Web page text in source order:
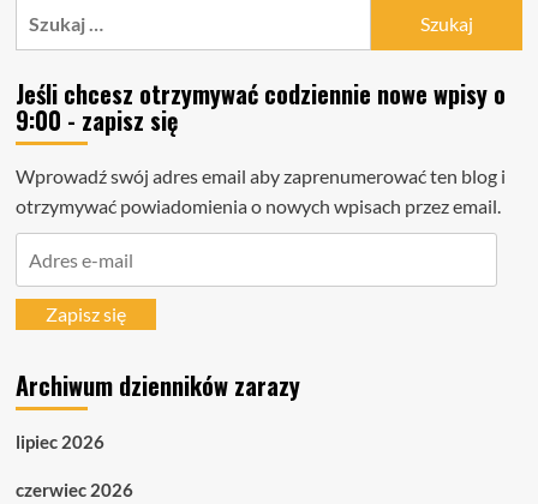
Jeśli chcesz otrzymywać codziennie nowe wpisy o
9:00 - zapisz się
Wprowadź swój adres email aby zaprenumerować ten blog i
otrzymywać powiadomienia o nowych wpisach przez email.
mailZapisz się
Archiwum dzienników zarazy
lipiec 2026
czerwiec 2026